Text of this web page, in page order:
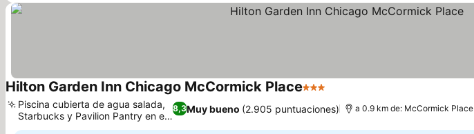
Hilton Garden Inn Chicago McCormick Place3 Estrellas
8,3Muy bueno (2.905 puntuaciones)
Piscina cubierta de agua salada,
Starbucks y Pavilion Pantry en el
hotel
a 0.9 km de: McCormick Place